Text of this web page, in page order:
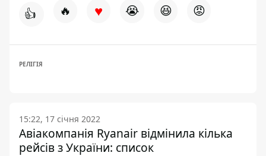
👍 🔥 ♥ 😭 😆 😡
РЕЛІГІЯ
15:22, 17 січня 2022
Авіакомпанія Ryanair відмінила кілька
рейсів з України: список